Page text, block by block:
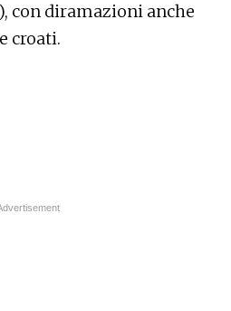
con diramazioni anche
croati.